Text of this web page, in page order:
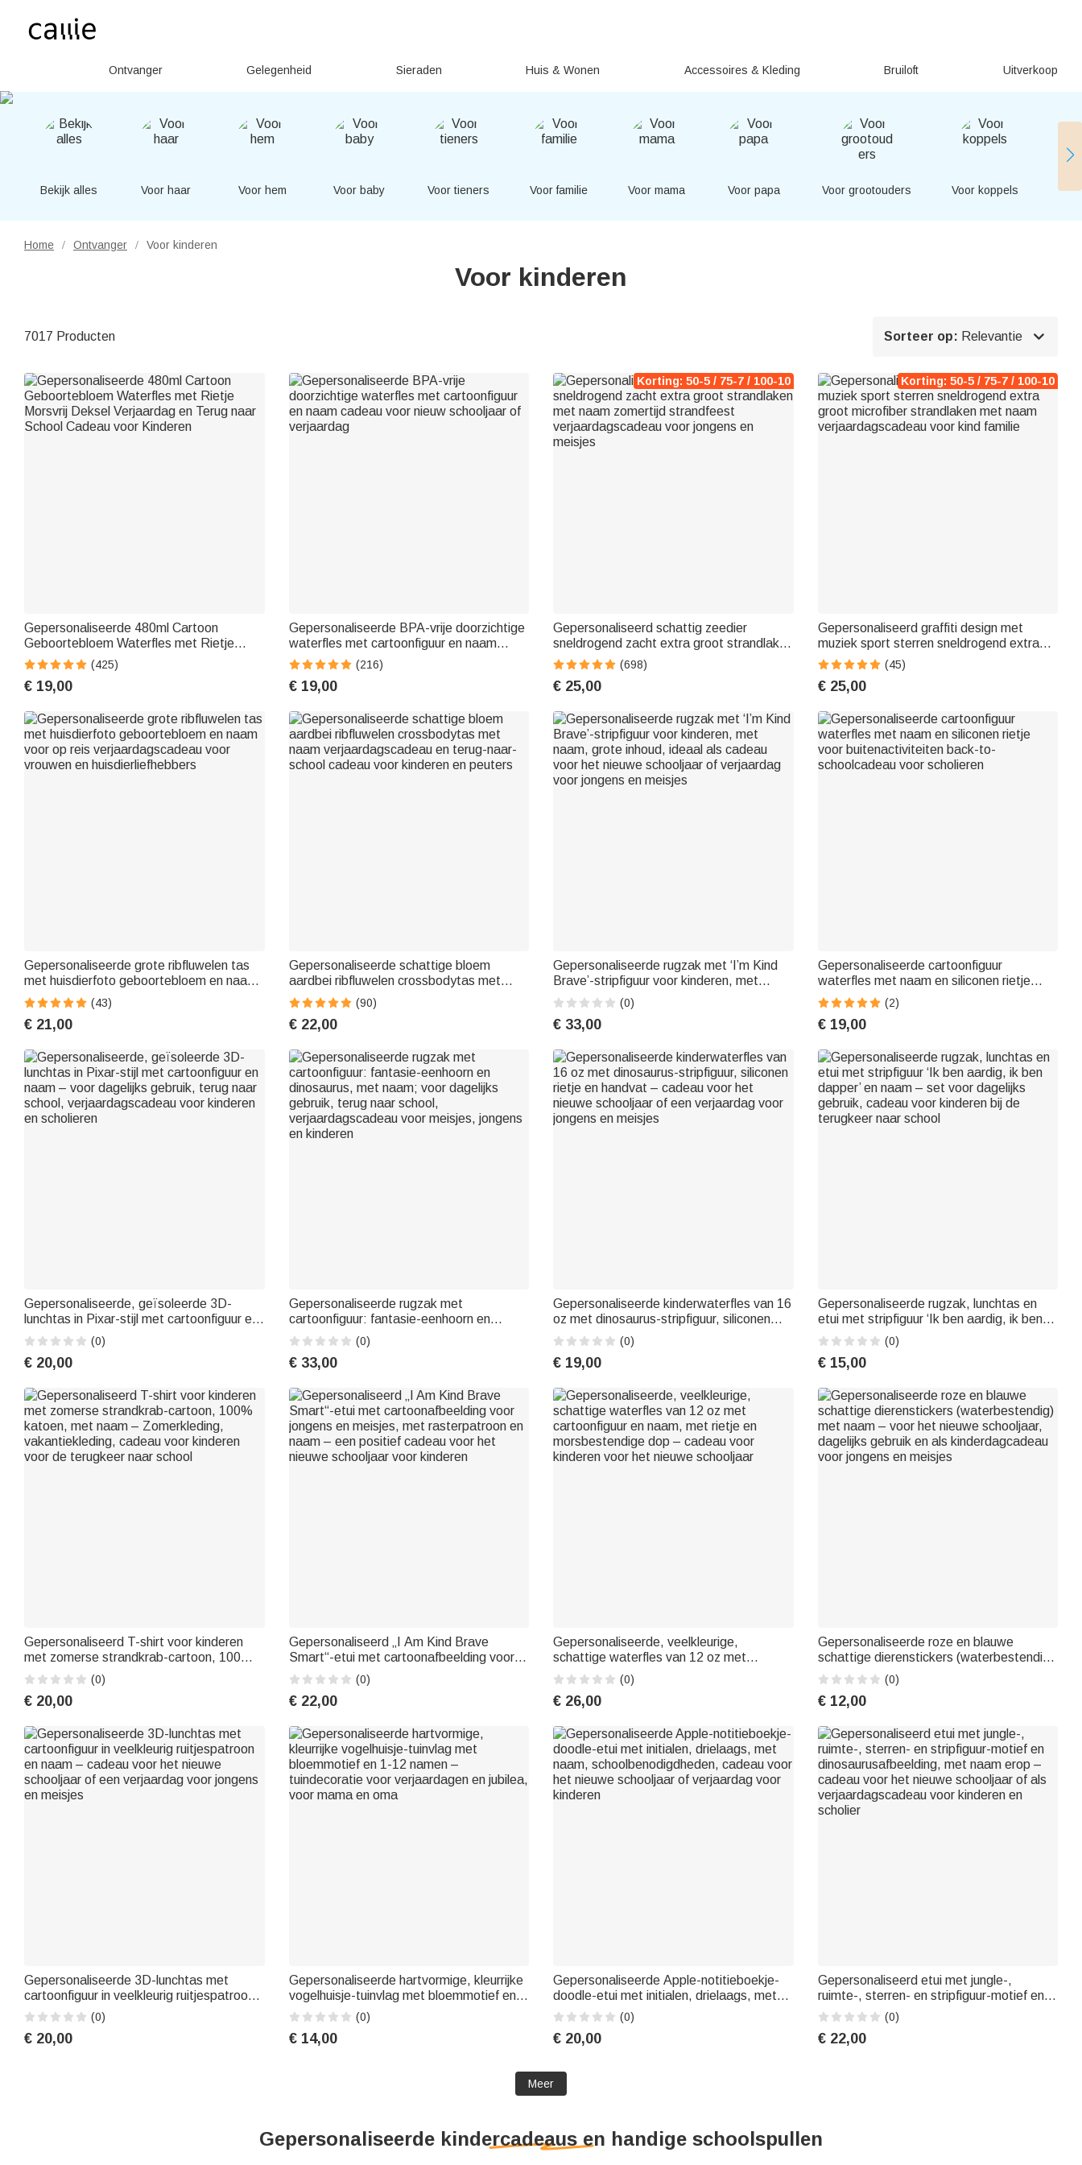
Ontvanger Gelegenheid Sieraden Huis & Wonen Accessoires & Kleding Bruiloft Uitverkoop
Bekijk alles Voor haar Voor hem Voor baby Voor tieners Voor familie Voor mama Voor papa Voor grootouders Voor koppels
Home / Ontvanger / Voor kinderen
Voor kinderen
7017 Producten Sorteer op: Relevantie 
Gepersonaliseerde 480ml Cartoon
Geboortebloem Waterfles met Rietje
Morsvrij Deksel Verjaardag en Terug naar
School Cadeau voor Kinderen
(425)
€ 19,00
Gepersonaliseerde BPA-vrije doorzichtige
waterfles met cartoonfiguur en naam
cadeau voor nieuw schooljaar of
verjaardag
(216)
€ 19,00
Korting: 50-5 / 75-7 / 100-10
Gepersonaliseerd schattig zeedier
sneldrogend zacht extra groot strandlaken
met naam zomertijd strandfeest
verjaardagscadeau voor jongens en
meisjes
(698)
€ 25,00
Korting: 50-5 / 75-7 / 100-10
Gepersonaliseerd graffiti design met
muziek sport sterren sneldrogend extra
groot microfiber strandlaken met naam
verjaardagscadeau voor kind familie
(45)
€ 25,00
Gepersonaliseerde grote ribfluwelen tas
met huisdierfoto geboortebloem en naam
voor op reis verjaardagscadeau voor
vrouwen en huisdierliefhebbers
(43)
€ 21,00
Gepersonaliseerde schattige bloem
aardbei ribfluwelen crossbodytas met
naam verjaardagscadeau en terug-naar-
school cadeau voor kinderen en peuters
(90)
€ 22,00
Gepersonaliseerde rugzak met ‘I’m Kind
Brave’-stripfiguur voor kinderen, met
naam, grote inhoud, ideaal als cadeau
voor het nieuwe schooljaar of verjaardag
voor jongens en meisjes
(0)
€ 33,00
Gepersonaliseerde cartoonfiguur
waterfles met naam en siliconen rietje
voor buitenactiviteiten back-to-
schoolcadeau voor scholieren
(2)
€ 19,00
Gepersonaliseerde, geïsoleerde 3D-
lunchtas in Pixar-stijl met cartoonfiguur en
naam – voor dagelijks gebruik, terug naar
school, verjaardagscadeau voor kinderen
en scholieren
(0)
€ 20,00
Gepersonaliseerde rugzak met
cartoonfiguur: fantasie-eenhoorn en
dinosaurus, met naam; voor dagelijks
gebruik, terug naar school,
verjaardagscadeau voor meisjes, jongens
(0)
€ 33,00
Gepersonaliseerde kinderwaterfles van 16
oz met dinosaurus-stripfiguur, siliconen
rietje en handvat – cadeau voor het
nieuwe schooljaar of een verjaardag voor
jongens en meisjes
(0)
€ 19,00
Gepersonaliseerde rugzak, lunchtas en
etui met stripfiguur ‘Ik ben aardig, ik ben
dapper’ en naam – set voor dagelijks
gebruik, cadeau voor kinderen bij de
terugkeer naar school
(0)
€ 15,00
Gepersonaliseerd T-shirt voor kinderen
met zomerse strandkrab-cartoon, 100%
katoen, met naam – Zomerkleding,
vakantiekleding, cadeau voor kinderen
voor de terugkeer naar school
(0)
€ 20,00
Gepersonaliseerd „I Am Kind Brave
Smart“-etui met cartoonafbeelding voor
jongens en meisjes, met rasterpatroon en
naam – een positief cadeau voor het
nieuwe schooljaar voor kinderen
(0)
€ 22,00
Gepersonaliseerde, veelkleurige,
schattige waterfles van 12 oz met
cartoonfiguur en naam, met rietje en
morsbestendige dop – cadeau voor
kinderen voor het nieuwe schooljaar
(0)
€ 26,00
Gepersonaliseerde roze en blauwe
schattige dierenstickers (waterbestendig)
met naam – voor het nieuwe schooljaar,
dagelijks gebruik en als kinderdagcadeau
voor jongens en meisjes
(0)
€ 12,00
Gepersonaliseerde 3D-lunchtas met
cartoonfiguur in veelkleurig ruitjespatroon
en naam – cadeau voor het nieuwe
schooljaar of een verjaardag voor jongens
en meisjes
(0)
€ 20,00
Gepersonaliseerde hartvormige, kleurrijke
vogelhuisje-tuinvlag met bloemmotief en
1-12 namen – tuindecoratie voor
verjaardagen en jubilea, voor mama en
oma
(0)
€ 14,00
Gepersonaliseerde Apple-notitieboekje-
doodle-etui met initialen, drielaags, met
naam, schoolbenodigdheden, cadeau voor
het nieuwe schooljaar of verjaardag voor
kinderen
(0)
€ 20,00
Gepersonaliseerd etui met jungle-,
ruimte-, sterren- en stripfiguur-motief en
dinosaurusafbeelding, met naam erop –
cadeau voor het nieuwe schooljaar of als
verjaardagscadeau voor kinderen en
(0)
€ 22,00
Meer
Gepersonaliseerde kindercadeaus en handige schoolspullen